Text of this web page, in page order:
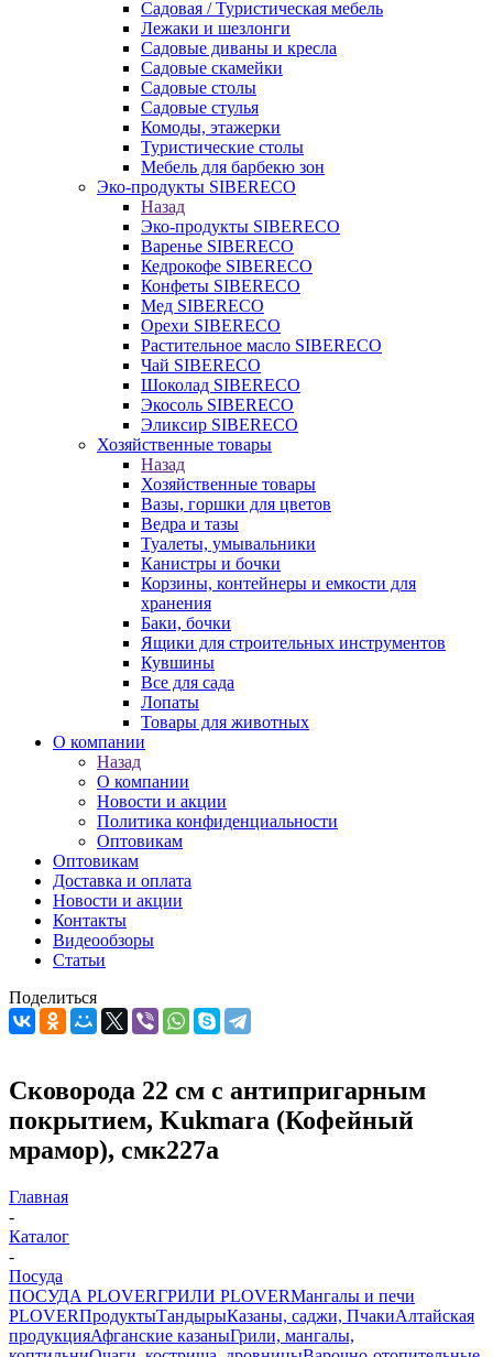
Садовая / Туристическая мебель
Лежаки и шезлонги
Садовые диваны и кресла
Садовые скамейки
Садовые столы
Садовые стулья
Комоды, этажерки
Туристические столы
Мебель для барбекю зон
Эко-продукты SIBERECO
Назад
Эко-продукты SIBERECO
Варенье SIBERECO
Кедрокофе SIBERECO
Конфеты SIBERECO
Мед SIBERECO
Орехи SIBERECO
Растительное масло SIBERECO
Чай SIBERECO
Шоколад SIBERECO
Экосоль SIBERECO
Эликсир SIBERECO
Хозяйственные товары
Назад
Хозяйственные товары
Вазы, горшки для цветов
Ведра и тазы
Туалеты, умывальники
Канистры и бочки
Корзины, контейнеры и емкости для
хранения
Баки, бочки
Ящики для строительных инструментов
Кувшины
Все для сада
Лопаты
Товары для животных
О компании
Назад
О компании
Новости и акции
Политика конфиденциальности
Оптовикам
Оптовикам
Доставка и оплата
Новости и акции
Контакты
Видеообзоры
Статьи
Поделиться
Сковорода 22 см с антипригарным
покрытием, Kukmara (Кофейный
мрамор), смк227а
Главная
-
Каталог
-
Посуда
ПОСУДА PLOVERГРИЛИ PLOVERМангалы и печи
PLOVERПродуктыТандырыКазаны, саджи, ПчакиАлтайская
продукцияАфганские казаныГрили, мангалы,